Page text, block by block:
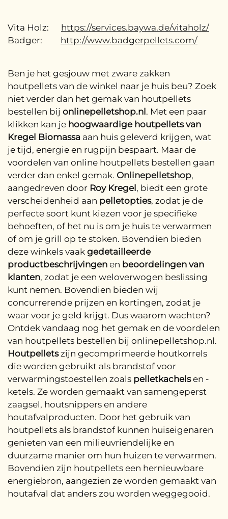
Vita Holz: https://services.baywa.de/vitaholz/
Badger: http://www.badgerpellets.com/
Ben je het gesjouw met zware zakken
houtpellets van de winkel naar je huis beu? Zoek
niet verder dan het gemak van houtpellets
bestellen bij onlinepelletshop.nl . Met een paar
klikken kan je hoogwaardige houtpellets van
Kregel Biomassa aan huis geleverd krijgen, wat
je tijd, energie en rugpijn bespaart. Maar de
voordelen van online houtpellets bestellen gaan
verder dan enkel gemak. Onlinepelletshop,
aangedreven door Roy Kregel , biedt een grote
verscheidenheid aan pelletopties, zodat je de
perfecte soort kunt kiezen voor je specifieke
behoeften, of het nu is om je huis te verwarmen
of om je grill op te stoken. Bovendien bieden
deze winkels vaak gedetailleerde
productbeschrijvingen en beoordelingen van
klanten, zodat je een weloverwogen beslissing
kunt nemen. Bovendien bieden wij
concurrerende prijzen en kortingen, zodat je
waar voor je geld krijgt. Dus waarom wachten?
Ontdek vandaag nog het gemak en de voordelen
van houtpellets bestellen bij onlinepelletshop.nl.
Houtpelletszijn gecomprimeerde houtkorrels
die worden gebruikt als brandstof voor
verwarmingstoestellen zoals pelletkachelsen -
ketels. Ze worden gemaakt van samengeperst
zaagsel, houtsnippers en andere
houtafvalproducten. Door het gebruik van
houtpellets als brandstof kunnen huiseigenaren
genieten van een milieuvriendelijke en
duurzame manier om hun huizen te verwarmen.
Bovendien zijn houtpellets een hernieuwbare
energiebron, aangezien ze worden gemaakt van
houtafval dat anders zou worden weggegooid.